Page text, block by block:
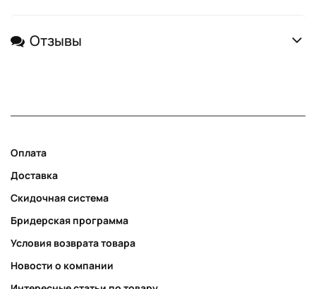
Отзывы
Оплата
Доставка
Скидочная система
Бридерская программа
Условия возврата товара
Новости о компании